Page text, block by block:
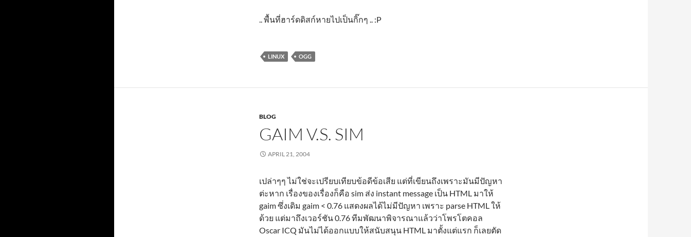
.. พื้นที่ฮาร์ดดิสก์หายไปเป็นกิ๊กๆ .. :P
LINUX OGG
BLOG
GAIM V.S. SIM
APRIL 21, 2004
เปล่าๆๆ ไม่ใช่จะเปรียบเทียบข้อดีข้อเสีย แต่ที่เขียนถึงเพราะมันมีปัญหา
ต่ะหาก เรื่องของเรื่องก็คือ sim ส่ง instant message เป็น HTML มาให้
gaim ซึ่งเดิม gaim < 0.76 แสดงผลได้ไม่มีปัญหา เพราะ parse HTML ให้
ด้วย แต่มาถึงเวอร์ชัน 0.76 ทีมพัฒนาพิจารณาแล้วว่าโพรโตคอล
Oscar ICQ มันไม่ได้ออกแบบให้สนับสนุน HTML มาตั้งแต่แรก ก็เลยตัด